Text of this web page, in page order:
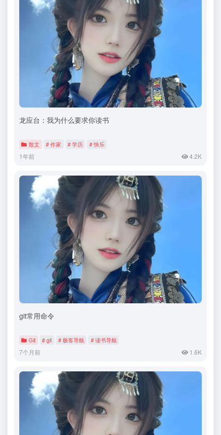
龙应台：我为什么要求你读书
散文 # 作家 # 学历 # 快乐
1年前 4.2K
git常用命令
Git # git # 极客导航 # 读书导航
7个月前 1.6K